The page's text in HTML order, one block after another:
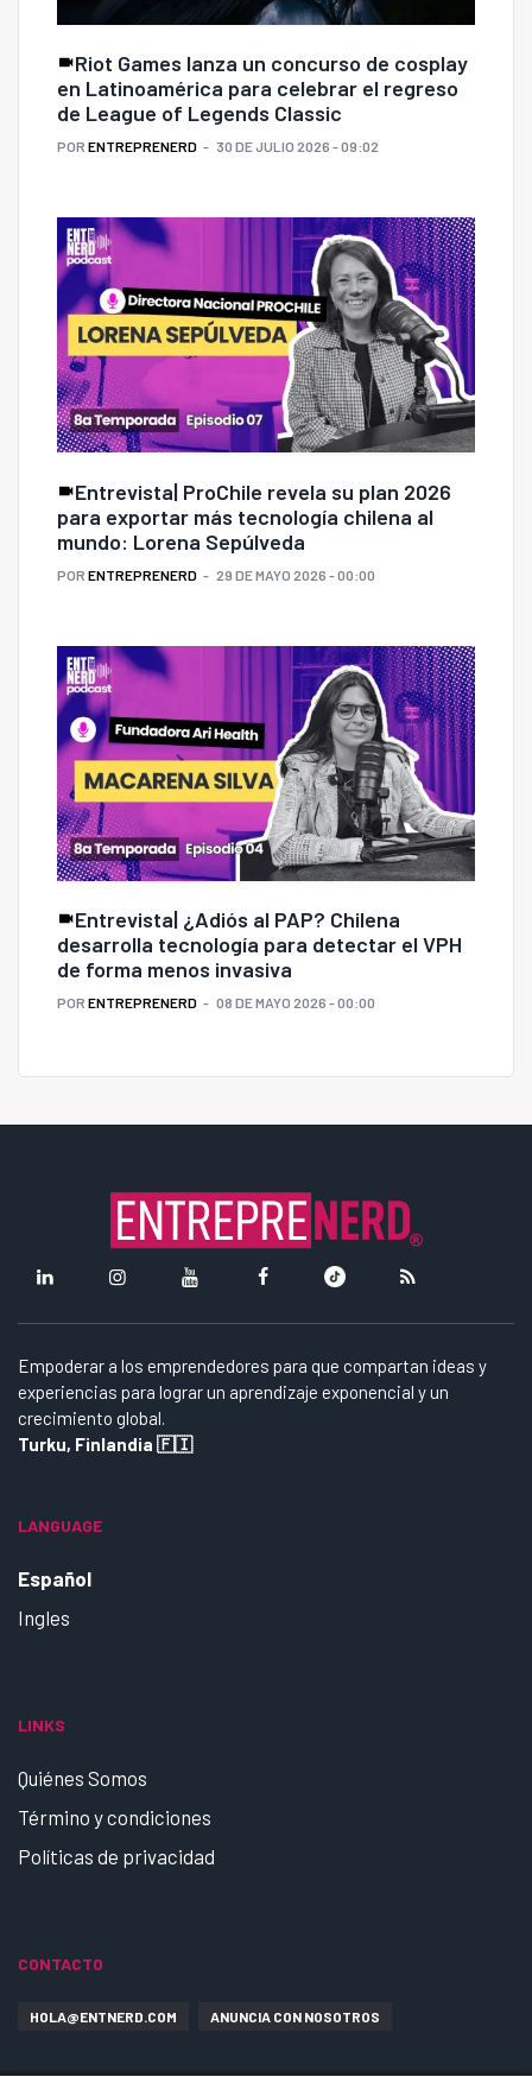
Riot Games lanza un concurso de cosplay
en Latinoamérica para celebrar el regreso
de League of Legends Classic
POR ENTREPRENERD 30 DE JULIO 2026 - 09:02
Entrevista| ProChile revela su plan 2026
para exportar más tecnología chilena al
mundo: Lorena Sepúlveda
POR ENTREPRENERD 29 DE MAYO 2026 - 00:00
Entrevista| ¿Adiós al PAP? Chilena
desarrolla tecnología para detectar el VPH
de forma menos invasiva
POR ENTREPRENERD 08 DE MAYO 2026 - 00:00
Empoderar a los emprendedores para que compartan ideas y
experiencias para lograr un aprendizaje exponencial y un
crecimiento global.
Turku, Finlandia 🇫🇮
LANGUAGE
Español
Ingles
LINKS
Quiénes Somos
Término y condiciones
Políticas de privacidad
CONTACTO
HOLA@ENTNERD.COM ANUNCIA CON NOSOTROS